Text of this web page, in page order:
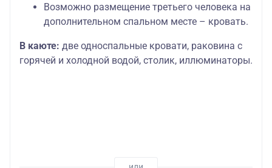
Возможно размещение третьего человека на
дополнительном спальном месте – кровать.
В каюте: две односпальные кровати, раковина с
горячей и холодной водой, столик, иллюминаторы.